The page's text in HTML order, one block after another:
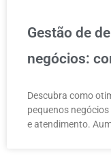
Gestão de
negócios:
Descubra como
pequenos
e atendimento.